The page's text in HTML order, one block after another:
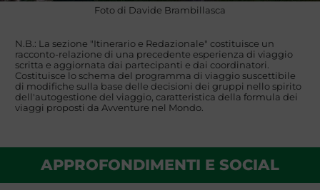
Foto di Davide Brambillasca
N.B.: La sezione "Itinerario e Redazionale" costituisce un
racconto-relazione di una precedente esperienza di viaggio
scritta e aggiornata dai partecipanti e dai coordinatori.
Costituisce lo schema del programma di viaggio suscettibile
di modifiche sulla base delle decisioni dei gruppi nello spirito
dell'autogestione del viaggio, caratteristica della formula dei
viaggi proposti da Avventure nel Mondo.
APPROFONDIMENTI E SOCIAL